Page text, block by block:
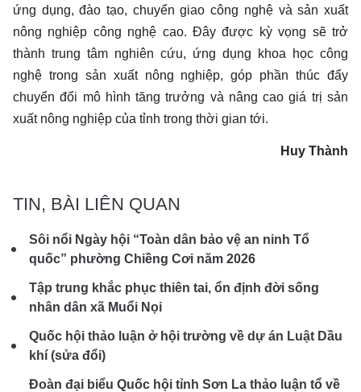
ứng dụng, đào tạo, chuyển giao công nghệ và sản xuất
nông nghiệp công nghệ cao. Đây được kỳ vọng sẽ trở
thành trung tâm nghiên cứu, ứng dụng khoa học công
nghệ trong sản xuất nông nghiệp, góp phần thúc đẩy
chuyển đổi mô hình tăng trưởng và nâng cao giá trị sản
xuất nông nghiệp của tỉnh trong thời gian tới.
Huy Thành
TIN, BÀI LIÊN QUAN
Sôi nổi Ngày hội “Toàn dân bảo vệ an ninh Tổ
quốc” phường Chiềng Cơi năm 2026
Tập trung khắc phục thiên tai, ổn định đời sống
nhân dân xã Muổi Nọi
Quốc hội thảo luận ở hội trường về dự án Luật Dầu
khí (sửa đổi)
Đoàn đại biểu Quốc hội tỉnh Sơn La thảo luận tổ về